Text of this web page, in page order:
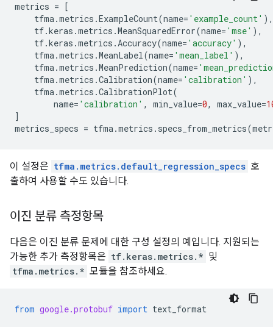
metrics = [
tfma.metrics .ExampleCount(name= 'example_count' ),
tf.keras .metrics .MeanSquaredError(name= 'mse' ),
tf.keras .metrics .Accuracy(name= 'accuracy' ),
tfma.metrics .MeanLabel(name= 'mean_label' ),
tfma.metrics .MeanPrediction(name=
tfma.metrics .Calibration(name= 'calibration' ),
tfma.metrics .CalibrationPlot(
name= 'calibration' , min_value=0, max_value=
]
metrics_specs = tfma.metrics . specs_from_metrics(
이 설정은 tfma.metrics.default_regression_specs 호
출하여 사용할 수도 있습니다.
이진 분류 측정항목
다음은 이진 분류 문제에 대한 구성 설정의 예입니다. 지원되는
가능한 추가 측정항목은 tf.keras.metrics.* 및
tfma.metrics.* 모듈을 참조하세요.
from google.protobuf import text_format